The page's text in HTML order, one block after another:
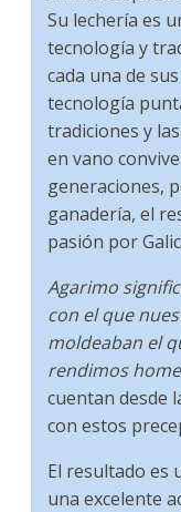
Su lechería es
tecnología y
cada una de
tecnología
tradiciones y
en vano
generaciones,
ganadería, el
pasión por
Agarimo
con el que
moldeaban el
rendimos
cuentan desde
con estos
El resultado es
una excelente